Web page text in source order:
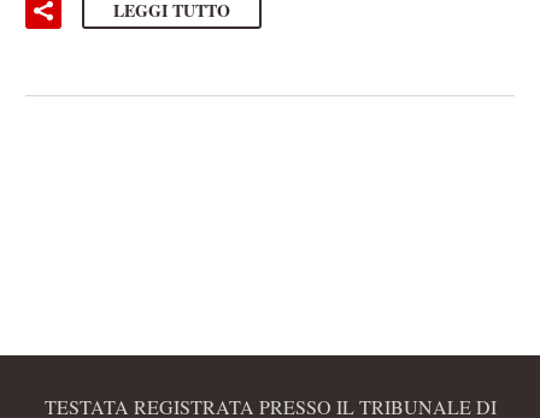
LEGGI TUTTO
TESTATA REGISTRATA PRESSO IL TRIBUNALE DI